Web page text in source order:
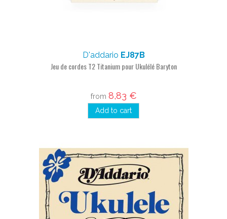
D'addario EJ87B
Jeu de cordes T2 Titanium pour Ukulélé Baryton
from 8,83 €
Add to cart